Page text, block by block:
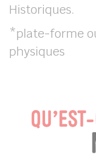
Historiques.
*plate-forme
physiques